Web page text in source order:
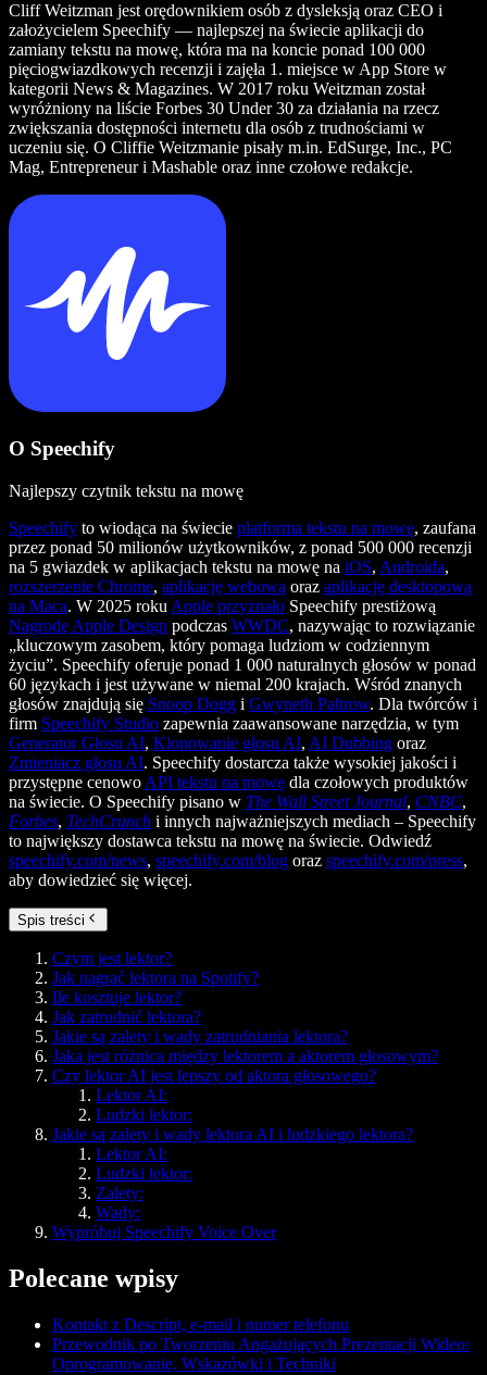
Cliff Weitzman jest orędownikiem osób z dysleksją oraz CEO i
założycielem Speechify — najlepszej na świecie aplikacji do
zamiany tekstu na mowę, która ma na koncie ponad 100 000
pięciogwiazdkowych recenzji i zajęła 1. miejsce w App Store w
kategorii News & Magazines. W 2017 roku Weitzman został
wyróżniony na liście Forbes 30 Under 30 za działania na rzecz
zwiększania dostępności internetu dla osób z trudnościami w
uczeniu się. O Cliffie Weitzmanie pisały m.in. EdSurge, Inc., PC
Mag, Entrepreneur i Mashable oraz inne czołowe redakcje.
O Speechify
Najlepszy czytnik tekstu na mowę
Speechify to wiodąca na świecie platforma tekstu na mowę, zaufana
przez ponad 50 milionów użytkowników, z ponad 500 000 recenzji
na 5 gwiazdek w aplikacjach tekstu na mowę na iOS, Androida,
rozszerzenie Chrome, aplikację webową oraz aplikację desktopową
na Maca. W 2025 roku Apple przyznało Speechify prestiżową
Nagrodę Apple Design podczas WWDC, nazywając to rozwiązanie
„kluczowym zasobem, który pomaga ludziom w codziennym
życiu”. Speechify oferuje ponad 1 000 naturalnych głosów w ponad
60 językach i jest używane w niemal 200 krajach. Wśród znanych
głosów znajdują się Snoop Dogg i Gwyneth Paltrow. Dla twórców i
firm Speechify Studio zapewnia zaawansowane narzędzia, w tym
Generator Głosu AI, Klonowanie głosu AI, AI Dubbing oraz
Zmieniacz głosu AI. Speechify dostarcza także wysokiej jakości i
przystępne cenowo API tekstu na mowę dla czołowych produktów
na świecie. O Speechify pisano w The Wall Street Journal, CNBC,
Forbes, TechCrunch i innych najważniejszych mediach – Speechify
to największy dostawca tekstu na mowę na świecie. Odwiedź
speechify.com/news, speechify.com/blog oraz speechify.com/press,
aby dowiedzieć się więcej.
Spis treści
Czym jest lektor?
Jak nagrać lektora na Spotify?
Ile kosztuje lektor?
Jak zatrudnić lektora?
Jakie są zalety i wady zatrudniania lektora?
Jaka jest różnica między lektorem a aktorem głosowym?
Czy lektor AI jest lepszy od aktora głosowego?
Lektor AI:
Ludzki lektor:
Jakie są zalety i wady lektora AI i ludzkiego lektora?
Lektor AI:
Ludzki lektor:
Zalety:
Wady:
Wypróbuj Speechify Voice Over
Polecane wpisy
Kontakt z Descript, e-mail i numer telefonu
Przewodnik po Tworzeniu Angażujących Prezentacji Wideo:
Oprogramowanie, Wskazówki i Techniki